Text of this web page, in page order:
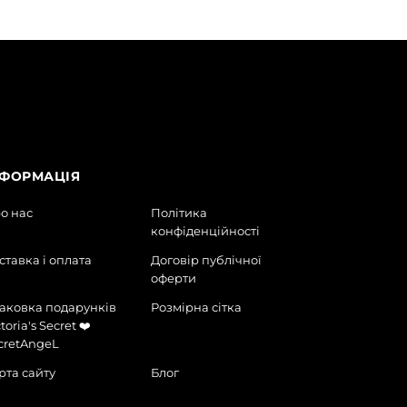
нас
Політика
конфіденційності
і оплата
Договір публічної
оферти
подарунків
Secret ❤️
Розмірна сітка
сайту Блог